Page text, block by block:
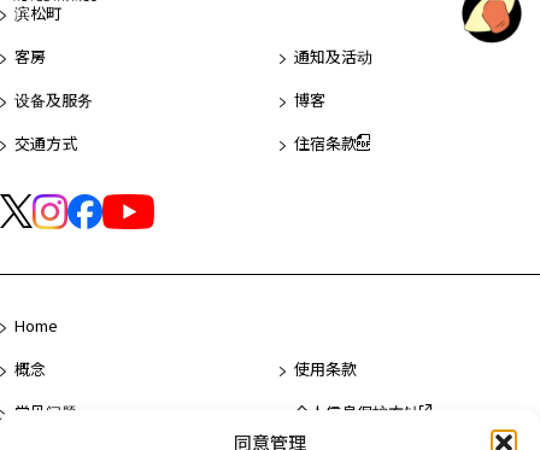
同意管理
回
页
滨松町
客房
设备及服务
交通方式
通知及活动
博客
住宿条款
Home
概念
常见问题
使用条款
个人信息保护方针